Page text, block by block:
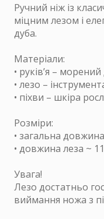
Ручний ніж із
міцним лезом і
дуба.
Матеріали:
• руків’я – морений
• лезо –
• піхви – шкіра
Розміри:
• загальна
• довжина леза ~
Увага!
Лезо достатньо
виймання ножа з